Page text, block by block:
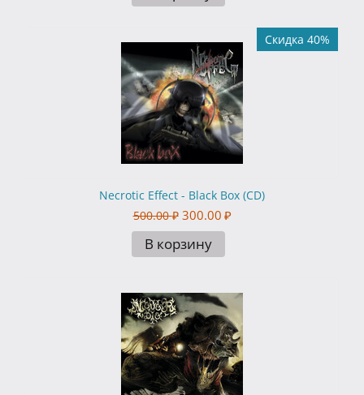
Скидка 40%
Necrotic Effect - Black Box (CD)
500.00 ₽ 300.00 ₽
В корзину